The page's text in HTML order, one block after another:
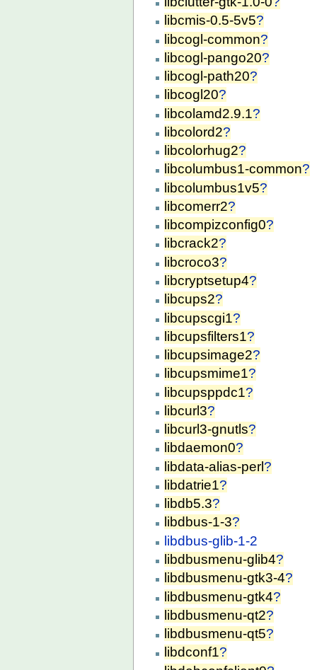
libcmis-0.5-5v5?
libcogl-common?
libcogl-pango20?
libcogl-path20?
libcogl20?
libcolamd2.9.1?
libcolord2?
libcolorhug2?
libcolumbus1-common?
libcolumbus1v5?
libcomerr2?
libcompizconfig0?
libcrack2?
libcroco3?
libcryptsetup4?
libcups2?
libcupscgi1?
libcupsfilters1?
libcupsimage2?
libcupsmime1?
libcupsppdc1?
libcurl3?
libcurl3-gnutls?
libdaemon0?
libdata-alias-perl?
libdatrie1?
libdb5.3?
libdbus-1-3?
libdbus-glib-1-2
libdbusmenu-glib4?
libdbusmenu-gtk3-4?
libdbusmenu-gtk4?
libdbusmenu-qt2?
libdbusmenu-qt5?
libdconf1?